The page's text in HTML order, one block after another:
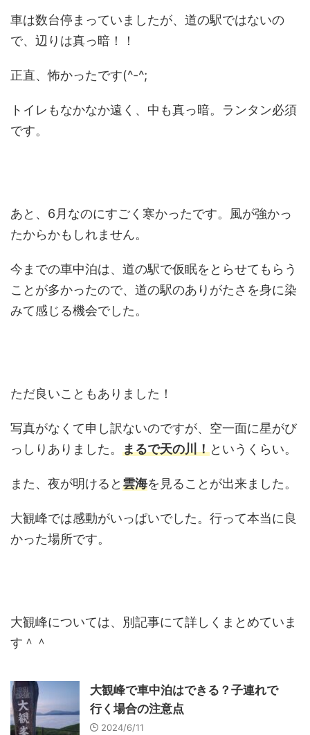
車は数台停まっていましたが、道の駅ではないの
で、辺りは真っ暗！！
正直、怖かったです(^-^;
トイレもなかなか遠く、中も真っ暗。ランタン必須
です。
あと、6月なのにすごく寒かったです。風が強かっ
たからかもしれません。
今までの車中泊は、道の駅で仮眠をとらせてもらう
ことが多かったので、道の駅のありがたさを身に染
みて感じる機会でした。
ただ良いこともありました！
写真がなくて申し訳ないのですが、空一面に星がび
っしりありました。 まるで天の川！というくらい。
また、夜が明けると雲海を見ることが出来ました。
大観峰では感動がいっぱいでした。行って本当に良
かった場所です。
大観峰については、別記事にて詳しくまとめていま
す＾＾
大観峰で車中泊はできる？子連れで
行く場合の注意点
2024/6/11